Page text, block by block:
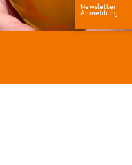
Newsletter
Anmeldung